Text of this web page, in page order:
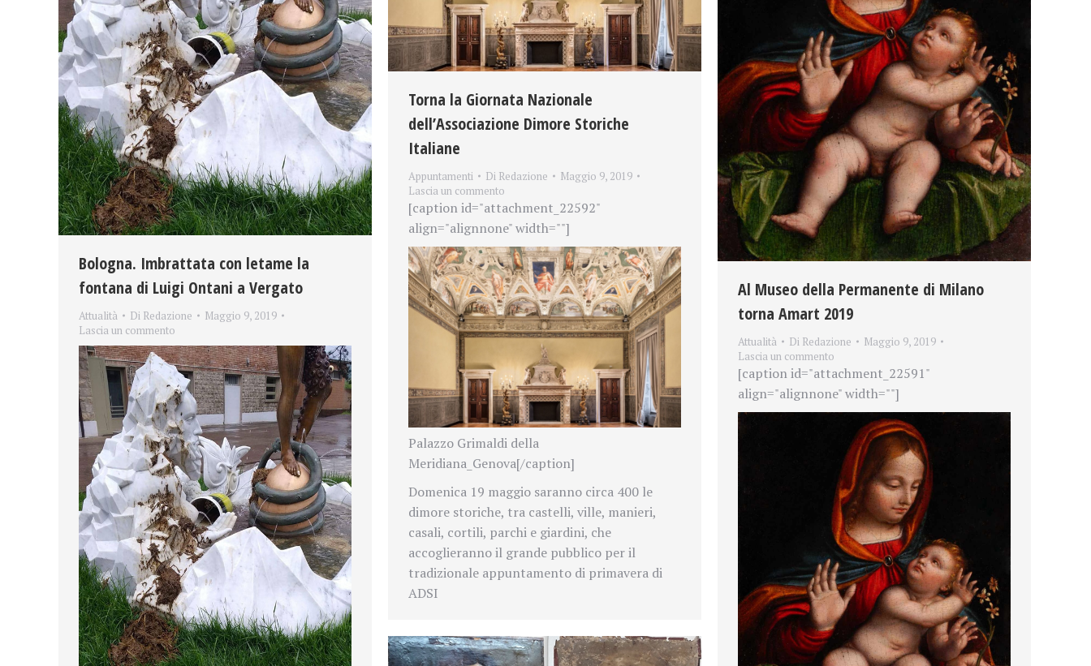
Bologna. Imbrattata con letame la
fontana di Luigi Ontani a Vergato
Attualità Di Redazione
Maggio 9, 2019
Lascia un commento
Torna la Giornata Nazionale
dell’Associazione Dimore Storiche
Italiane
Appuntamenti Di Redazione
Maggio 9, 2019
Lascia un commento
[caption id="attachment_22592"
align="alignnone" width=""]
Palazzo Grimaldi della
Meridiana_Genova[/caption]
Domenica 19 maggio saranno circa 400 le
dimore storiche, tra castelli, ville, manieri,
casali, cortili, parchi e giardini, che
accoglieranno il grande pubblico per il
tradizionale appuntamento di primavera di
ADSI
Al Museo della Permanente di Milano
torna Amart 2019
Attualità Di Redazione
Maggio 9, 2019
Lascia un commento
[caption id="attachment_22591"
align="alignnone" width=""]